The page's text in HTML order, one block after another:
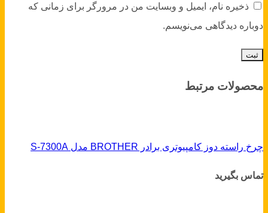
ذخیره نام، ایمیل و وبسایت من در مرورگر برای زمانی که
دوباره دیدگاهی می‌نویسم.
محصولات مرتبط
چرخ راسته دوز کامپیوتری برادر BROTHER مدل S-7300A
تماس بگیرید